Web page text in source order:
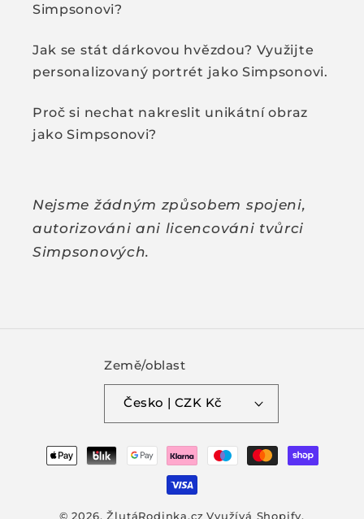
Simpsonovi?
Jak se stát dárkovou hvězdou? Využijte
personalizovaný portrét jako Simpsonovi.
Proč si nechat nakreslit unikátní obraz
jako Simpsonovi?
Nejsme žádným způsobem spojeni,
autorizováni ani licencováni tvůrci
Simpsonových.
Země/oblast
Česko | CZK Kč
Platební
metody
© 2026,ŽlutáRodinka.cz Využívá Shopify.